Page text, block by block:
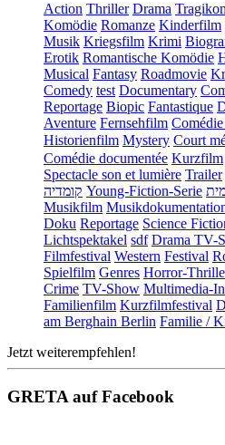
Action Thriller Drama
Komödie Romanze Kinderfilm
Musik Kriegsfilm Krimi
Erotik Romantische Komödie
Musical Fantasy Roadmovie
Comedy test Documentary
Reportage Biopic Fantastique
Aventure Fernsehfilm
Historienfilm Mystery Court
Comédie documentée Kurzfilm
Spectacle son et lumière Trailer
קומדיה Young-Fiction-Serie
Musikfilm
Doku Reportage Science
Lichtspektakel sdf Drama TV-
Filmfestival Western Festival
Spielfilm Genres Horror-
Crime TV-Show Multimedia-
Familienfilm Kurzfilmfestival
am Berghain Berlin Familie /
Jetzt weiterempfehlen!
GRETA auf Facebook